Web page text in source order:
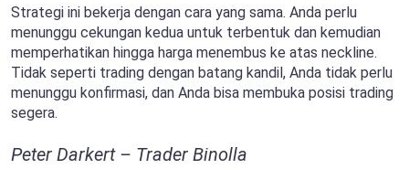
Strategi ini bekerja dengan cara yang sama. Anda perlu
menunggu cekungan kedua untuk terbentuk dan kemudian
memperhatikan hingga harga menembus ke atas neckline.
Tidak seperti trading dengan batang kandil, Anda tidak perlu
menunggu konfirmasi, dan Anda bisa membuka posisi trading
segera.
Peter Darkert – Trader Binolla